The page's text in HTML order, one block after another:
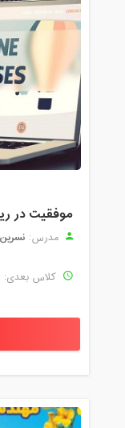
موفقیت در
مدرس:
کلاس بعدی: